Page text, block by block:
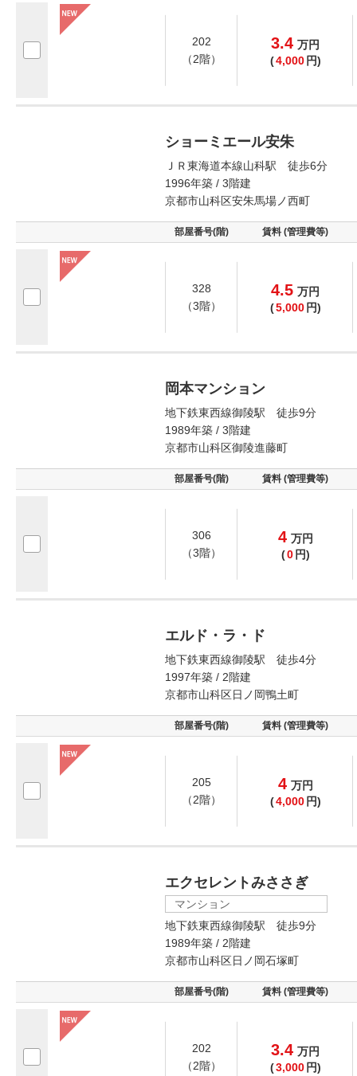
202
（2階）
3.4 万円
(4,000 円)
ショーミエール安朱
ＪＲ東海道本線山科駅 徒歩6分
1996年築 / 3階建
京都市山科区安朱馬場ノ西町
部屋番号(階) 賃料 (管理費等)
328
（3階）
4.5 万円
(5,000 円)
岡本マンション
地下鉄東西線御陵駅 徒歩9分
1989年築 / 3階建
京都市山科区御陵進藤町
部屋番号(階) 賃料 (管理費等)
306
（3階）
4 万円
(0 円)
エルド・ラ・ド
地下鉄東西線御陵駅 徒歩4分
1997年築 / 2階建
京都市山科区日ノ岡鴨土町
部屋番号(階) 賃料 (管理費等)
205
（2階）
4 万円
(4,000 円)
エクセレントみささぎ
マンション
地下鉄東西線御陵駅 徒歩9分
1989年築 / 2階建
京都市山科区日ノ岡石塚町
部屋番号(階) 賃料 (管理費等)
202
（2階）
3.4 万円
(3,000 円)